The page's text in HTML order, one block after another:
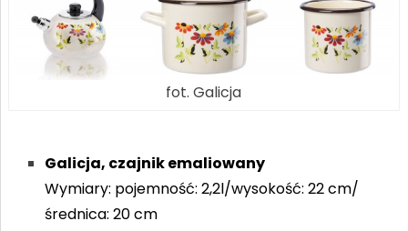
fot. Galicja
Galicja, czajnik emaliowany
Wymiary: pojemność: 2,2l/wysokość: 22 cm/
średnica: 20 cm